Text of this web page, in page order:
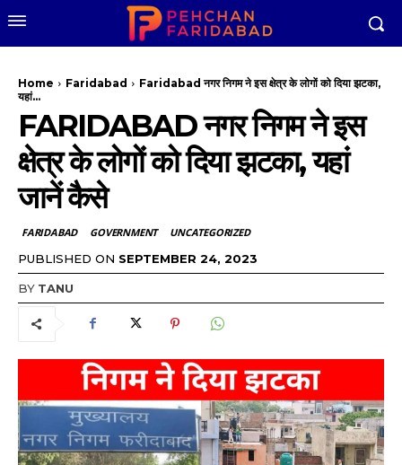
Home Faridabad
Faridabad नगर निगम ने इस क्षेत्र के लोगों को दिया झटका,
यहां...
FARIDABAD नगर निगम ने इस
क्षेत्र के लोगों को दिया झटका, यहां
जानें कैसे
FARIDABAD GOVERNMENT UNCATEGORIZED
PUBLISHED ON SEPTEMBER 24, 2023
BY TANU